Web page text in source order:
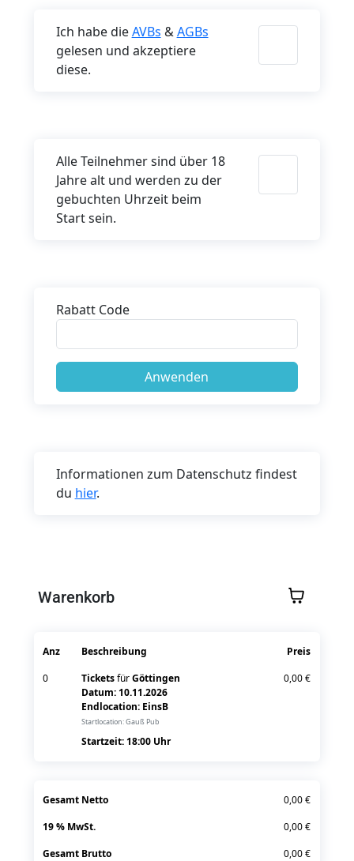
Ich habe dieAVBs &AGBs
gelesen und akzeptiere
diese.
Alle Teilnehmer sind über 18
Jahre alt und werden zu der
gebuchten Uhrzeit beim
Start sein.
Rabatt Code
Informationen zum Datenschutz findest
du hier.
Warenkorb
Anz Beschreibung
Preis
0
TicketsfürGöttingen
Datum: 10.11.2026
Endlocation: EinsB
Startlocation: Gauß Pub
Startzeit:18:00Uhr
0,00 €
Gesamt Netto
0,00 €
19 % MwSt.
0,00 €
Gesamt Brutto
0,00 €